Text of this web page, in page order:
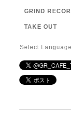
GRIND
TAKE OUT
Select Language